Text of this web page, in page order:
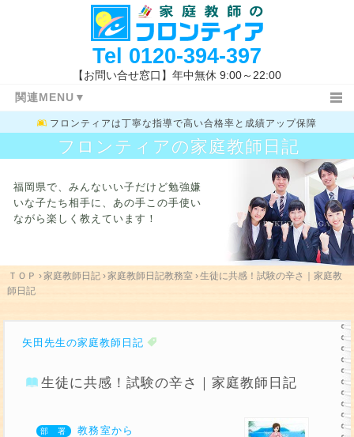
Tel 0120-394-397
【お問い合せ窓口】年中無休 9:00～22:00
関連MENU▼
ＴＯＰ 日記ＴＯＰ 小学生
中学１・２年生 中学３年生 高校生
指導報告書
家庭教師体験記 指導地域 キャンペーン情報
料金システム 授業開始の流れ
指導体制
指導内容 入試新着情報 福岡県の高校入試
フロンティアは丁寧な指導で高い合格率と成績アップ保障
フロンティアの家庭教師日記
福岡県で、みんないい子だけど勉強嫌
いな子たち相手に、 あの手この手使い
ながら楽しく教えています！
ＴＯＰ ›家庭教師日記›家庭教師日記教務室 ›生徒に共感！試験の辛さ｜家庭教
師日記
矢田先生の家庭教師日記
生徒に共感！試験の辛さ｜家庭教師日記
教務室から